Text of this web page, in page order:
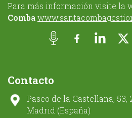
Para más información visite la
Comba
Contacto
Paseo de la Castellana, 53,
Madrid (España)